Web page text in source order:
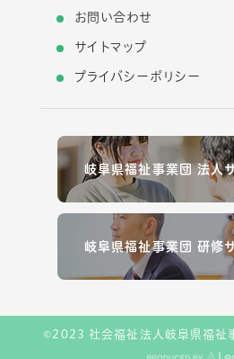
お問い合わせ
サイトマップ
プライバシーポリシー
岐阜県福祉事業団 法人
岐阜県福祉事業団 研修
©2023 社会福祉法人岐阜県福